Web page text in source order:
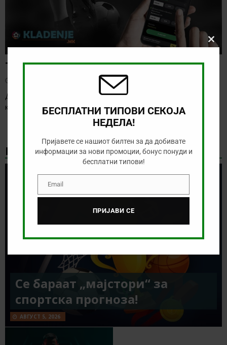
Тикет на денот (четврток, 06.08.2026)
Денес се играат првите натпревари од третото коло на
квалификациите за Лига Европа и Лига[…]
НАЈНОВИ БОНУС ВЕСТИ
Се бараат „мајстори“ за
спортска прогноза!
АВГУСТ 5, 2026
Close
this
БЕСПЛАТНИ ТИПОВИ СЕКОЈА
НЕДЕЛА!
Пријавете се нашиот билтен за да добивате
информации за нови промоции, бонус понуди и
бесплатни типови!
EmailEmail
ПРИЈАВИ СЕ